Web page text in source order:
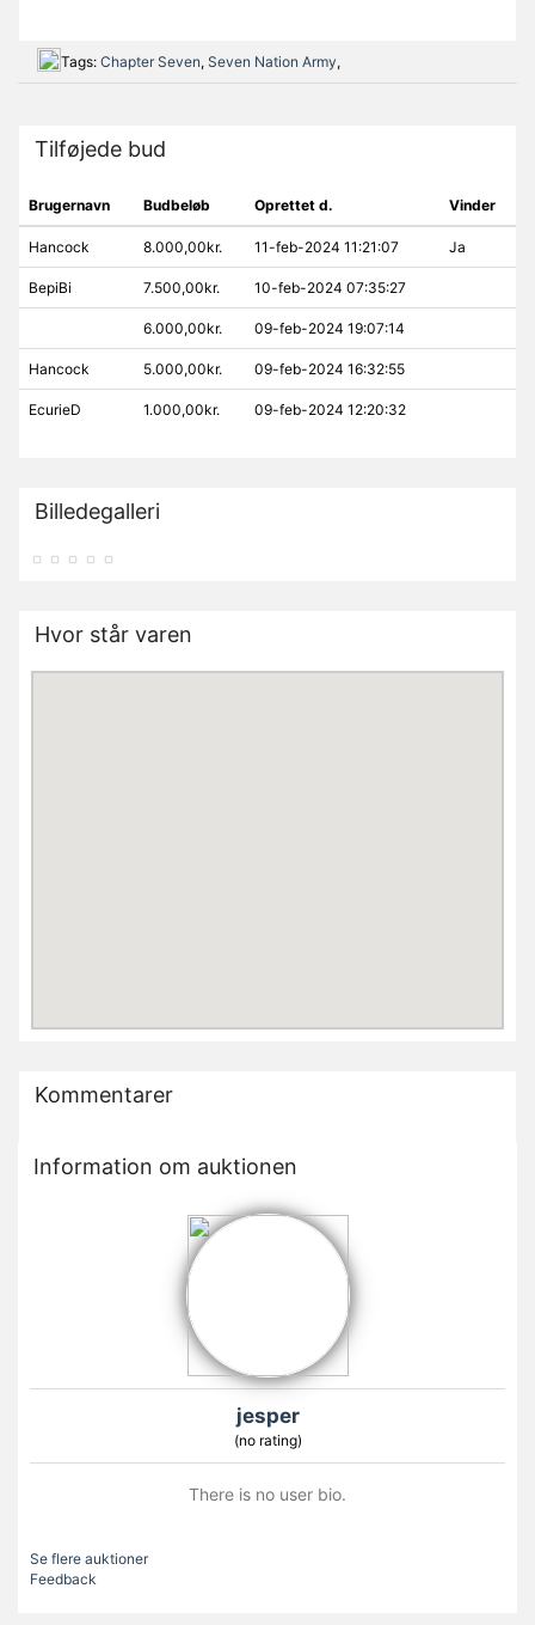
Tags: Chapter Seven, Seven Nation Army,
Tilføjede bud
Brugernavn Budbeløb Oprettet d. Vinder
Hancock 8.000,00kr. 11-feb-2024 11:21:07 Ja
BepiBi 7.500,00kr. 10-feb-2024 07:35:27
6.000,00kr. 09-feb-2024 19:07:14
Hancock 5.000,00kr. 09-feb-2024 16:32:55
EcurieD 1.000,00kr. 09-feb-2024 12:20:32
Billedegalleri
Hvor står varen
Kommentarer
Information om auktionen
jesper
(no rating)
There is no user bio.
Se flere auktioner
Feedback